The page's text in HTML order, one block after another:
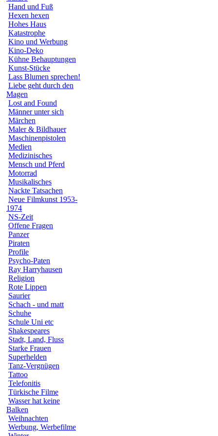
Hand und Fuß
Hexen hexen
Hohes Haus
Katastrophe
Kino und Werbung
Kino-Deko
Kühne Behauptungen
Kunst-Stücke
Lass Blumen sprechen!
Liebe geht durch den
Magen
Lost and Found
Männer unter sich
Märchen
Maler & Bildhauer
Maschinenpistolen
Medien
Medizinisches
Mensch und Pferd
Motorrad
Musikalisches
Nackte Tatsachen
Neue Filmkunst 1953-
1974
NS-Zeit
Offene Fragen
Panzer
Piraten
Profile
Psycho-Paten
Ray Harryhausen
Religion
Rote Lippen
Saurier
Schach - und matt
Schuhe
Schule Uni etc
Shakespeares
Stadt, Land, Fluss
Starke Frauen
Superhelden
Tanz-Vergnügen
Tattoo
Telefonitis
Türkische Filme
Wasser hat keine
Balken
Weihnachten
Werbung, Werbefilme